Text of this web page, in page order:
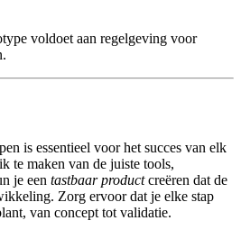
voldoet aan regelgeving voor
is essentieel voor het succes van elk
te maken van de juiste tools,
je een tastbaar productcreëren dat de
Zorg ervoor dat je elke stap
van concept tot validatie.